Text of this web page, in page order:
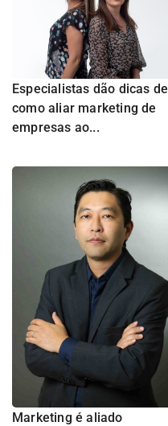
Especialistas dão dicas de
como aliar marketing de
empresas ao...
Marketing é aliado